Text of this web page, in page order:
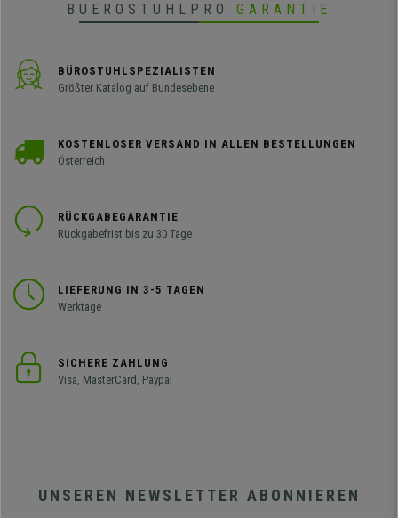
BUEROSTUHLPRO GARANTIE
BÜROSTUHLSPEZIALISTEN
Größter Katalog auf Bundesebene
KOSTENLOSER VERSAND IN ALLEN BESTELLUNGEN
Österreich
RÜCKGABEGARANTIE
Rückgabefrist bis zu 30 Tage
LIEFERUNG IN 3-5 TAGEN
Werktage
SICHERE ZAHLUNG
Visa, MasterCard, Paypal
UNSEREN NEWSLETTER ABONNIEREN